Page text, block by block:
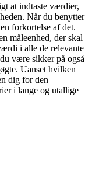
at indtaste værdier,
Når du benytter
forkortelse af det.
måleenhed, der skal
i alle de relevante
være sikker på også
Uanset hvilken
dig for den
i lange og utallige